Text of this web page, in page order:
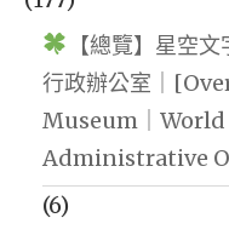
【總覽】星空
行政辦公室｜
Museum｜
Administrative
(6)